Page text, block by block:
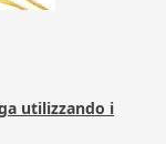
utilizzando i